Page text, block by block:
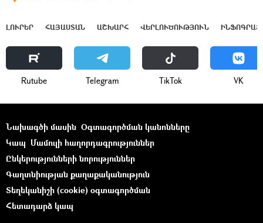
ԼՈՒՐԵՐ ՀԱՅԱՍՏԱՆ ԱՇԽԱՐՀ ՎԵՐԼՈՒԾՈՒԹՅՈՒՆ
Rutube Telegram ТikТоk VK
Նախագծի մասին Օգտագործման կանոնները
Կապ Մամուլի հաղորդագրություններ
Ընկերությունների նորություններ
Գաղտնիության քաղաքականություն
Տեղեկանիշի (cookie) օգտագործման
Հետադարձ կապ